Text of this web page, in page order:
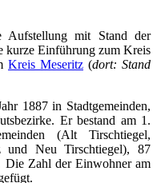
Aufstellung mit Stand der
kurze Einführung zum Kreis
Kreis Meseritz (dort: Stand
1887 in Stadtgemeinden,
Er bestand am 1.
(Alt Tirschtiegel,
und Neu Tirschtiegel), 87
Die Zahl der Einwohner am